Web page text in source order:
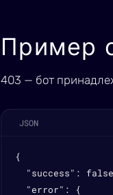
Пример
403 — бот
JSON
{
"success":
  "error": {